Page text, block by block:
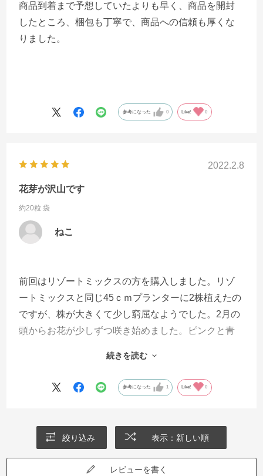
商品到着まで予想していたよりも早く、商品を開封
したところ、梱包も丁寧で、商品への信頼も厚くな
りました。
参考になった 0 Like! 0
2022.2.8
花芽が沢山です
約20粒 袋
ねこ
前回はリゾートミックスの方を購入しました。リゾ
ートミックスと同じ45ｃｍプランターに2株植えたの
ですが、株が大きくて少し窮屈なようでした。2月の
頭からお花が少しずつ咲き始めました。ピンクと青
っているので他の色も楽しみです。花芽も多く株も
大きいので8号以上の鉢に植えた方が見ごたえありそ
うな感じです。サイネリアは最初の頃は生長が遅い
になります。
続きを読む
参考になった 1 Like! 0
絞り込み 表示：新しい順
レビューを書く